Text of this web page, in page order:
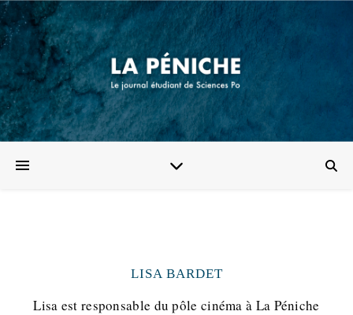
LISA BARDET
Lisa est responsable du pôle cinéma à La Péniche